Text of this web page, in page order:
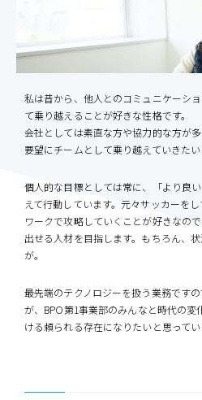
私は昔から、他人とのコミュニケーシ
て乗り越えることが好きな性格です。
会社としては素直な方や協力的な方が
要望にチームとして乗り越えていきたい
個人的な目標としては常に、「より良
えて行動しています。元々サッカーを
ワークで攻略していくことが好きなの
出せる人材を目指します。もちろん、
が。
最先端のテクノロジーを扱う業務です
が、BPO第1事業部のみんなと時代の
ける頼られる存在になりたいと思ってい